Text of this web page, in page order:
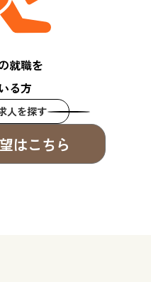
就職を
る方
人を探す
はこちら